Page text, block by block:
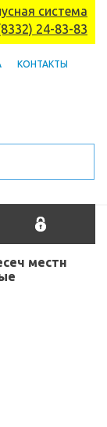
система
24-83-83
КОНТАКТЫ
местн